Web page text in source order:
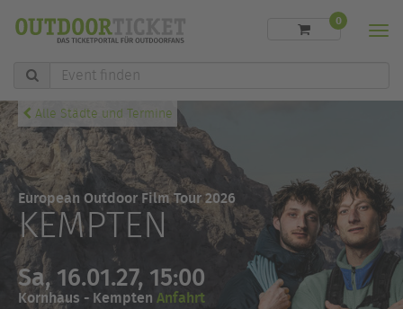
Event
finden
0
Alle Städte und Termine
European Outdoor Film Tour 2026
KEMPTEN
Sa, 16.01.27, 15:00
Kornhaus - Kempten Anfahrt